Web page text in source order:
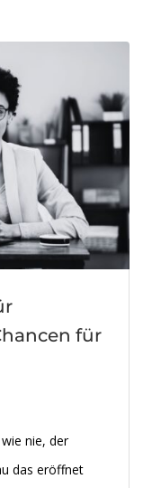
für
nie, der
das eröffnet